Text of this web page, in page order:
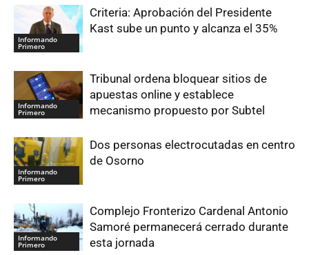
Informando
Primero
Criteria: Aprobación del Presidente
Kast sube un punto y alcanza el 35%
Informando
Primero
Tribunal ordena bloquear sitios de
apuestas online y establece
mecanismo propuesto por Subtel
Informando
Primero
Dos personas electrocutadas en centro
de Osorno
Informando
Primero
Complejo Fronterizo Cardenal Antonio
Samoré permanecerá cerrado durante
esta jornada